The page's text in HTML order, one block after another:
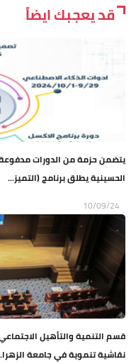
قد يعجبك ايضاً
يتضمن حزمة من الدورات مدفوعة
الحسينية يطلق برنامج (التميز...
10/09/24
قسم التنمية والتأهيل
نقاشية تنموية في جامعة